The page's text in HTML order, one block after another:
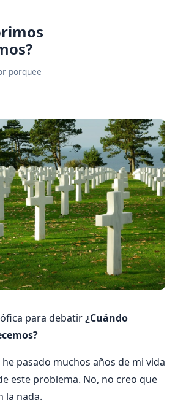
porquee
para debatir¿Cuándo
pasado muchos años de mi vida
este problema. No, no creo que
la nada.